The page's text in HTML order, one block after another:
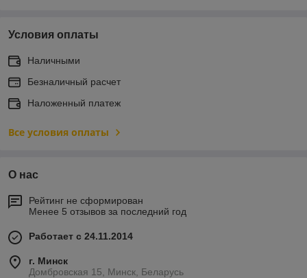
Условия оплаты
Наличными
Безналичный расчет
Наложенный платеж
Все условия оплаты
О нас
Рейтинг не сформирован
Менее 5 отзывов за последний год
Работает с 24.11.2014
г. Минск
Домбровская 15, Минск, Беларусь